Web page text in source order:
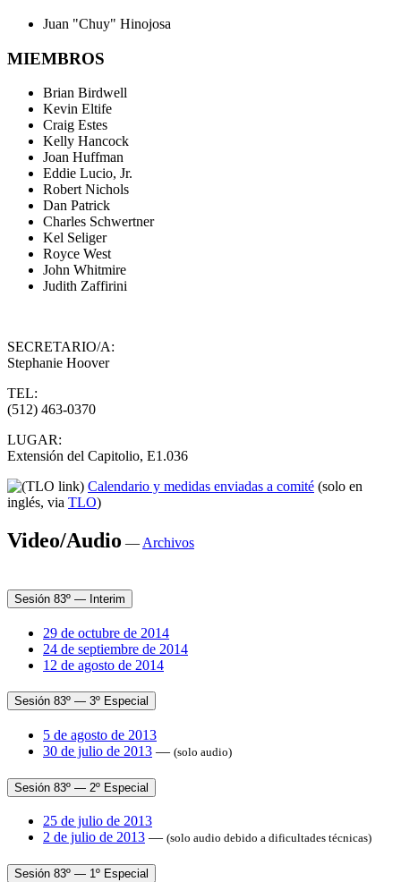
Juan "Chuy" Hinojosa
MIEMBROS
Brian Birdwell
Kevin Eltife
Craig Estes
Kelly Hancock
Joan Huffman
Eddie Lucio, Jr.
Robert Nichols
Dan Patrick
Charles Schwertner
Kel Seliger
Royce West
John Whitmire
Judith Zaffirini
SECRETARIO/A:
Stephanie Hoover
TEL:
(512) 463-0370
LUGAR:
Extensión del Capitolio, E1.036
Calendario y medidas enviadas a comité (solo en
inglés, via TLO)
Video/Audio — Archivos
Sesión 83º — Interim
29 de octubre de 2014
24 de septiembre de 2014
12 de agosto de 2014
Sesión 83º — 3º Especial
5 de agosto de 2013
30 de julio de 2013 — (solo audio)
Sesión 83º — 2º Especial
25 de julio de 2013
2 de julio de 2013 — (solo audio debido a dificultades técnicas)
Sesión 83º — 1º Especial